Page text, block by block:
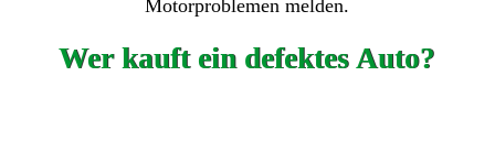
Motorproblemen melden.
Wer kauft ein defektes Auto?